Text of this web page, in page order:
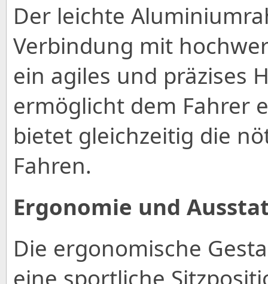
Der leichte
Verbindung mit
ein agiles und präzises
ermöglicht dem Fahrer
bietet gleichzeitig die
Fahren.
Ergonomie und
Die ergonomische
eine sportliche